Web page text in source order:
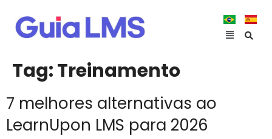
Tag:Treinamento
7 melhores alternativas ao
LearnUpon LMS para 2026